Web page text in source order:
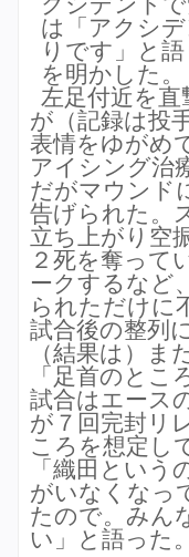
は「アクシ
りです」と
を明かした
左足付近を
が（記録は投
表情をゆがめ
アイシング治
だがマウンド
告げられた
立ち上がり空
２死を奪って
ークするなど
られただけ
試合後の整列
（結果は）ま
「足首のと
試合はエース
が７回完封リ
ころを想定し
「織田という
がいなくなっ
たので。みん
い」と語った